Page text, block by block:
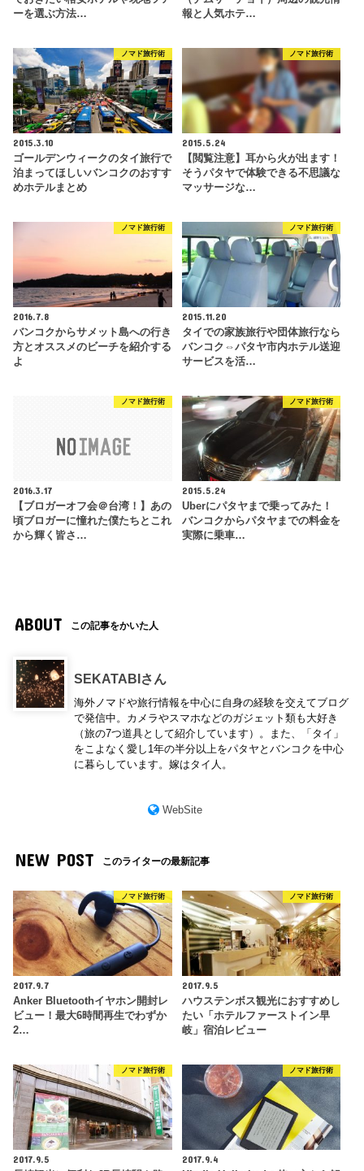
ーを選ぶ方法…
報と人気ホテ…
ノマド旅行術
2015.3.10
ゴールデンウィークのタイ旅行で
泊まってほしいバンコクのおすす
めホテルまとめ
ノマド旅行術
2015.5.24
【閲覧注意】耳から火が出ます！
そうパタヤで体験できる不思議な
マッサージな…
ノマド旅行術
2016.7.8
バンコクからサメット島への行き
方とオススメのビーチを紹介する
よ
ノマド旅行術
2015.11.20
タイでの家族旅行や団体旅行なら
バンコク⇔パタヤ市内ホテル送迎
サービスを活…
ノマド旅行術
2016.3.17
【ブロガーオフ会＠台湾！】あの
頃ブロガーに憧れた僕たちとこれ
から輝く皆さ…
ノマド旅行術
2015.5.24
Uberにパタヤまで乗ってみた！
バンコクからパタヤまでの料金を
実際に乗車…
ABOUT この記事をかいた人
SEKATABIさん
海外ノマドや旅行情報を中心に自身の経験を交えてブログ
で発信中。カメラやスマホなどのガジェット類も大好き
（旅の7つ道具として紹介しています）。また、「タイ」
をこよなく愛し1年の半分以上をパタヤとバンコクを中心
に暮らしています。嫁はタイ人。
WebSite
NEW POST このライターの最新記事
ノマド旅行術
2017.9.7
Anker Bluetoothイヤホン開封レ
ビュー！最大6時間再生でわずか
2…
ノマド旅行術
2017.9.5
ハウステンボス観光におすすめし
たい「ホテルファーストイン早
岐」宿泊レビュー
ノマド旅行術
2017.9.5
ノマド旅行術
2017.9.4